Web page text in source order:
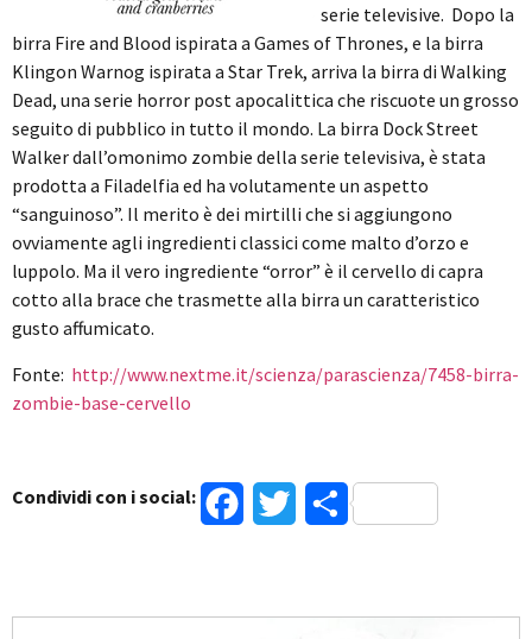
serie televisive. Dopo la
birra Fire and Blood ispirata a Games of Thrones, e la birra
Klingon Warnog ispirata a Star Trek, arriva la birra di Walking
Dead, una serie horror post apocalittica che riscuote un grosso
seguito di pubblico in tutto il mondo. La birra Dock Street
Walker dall’omonimo zombie della serie televisiva, è stata
prodotta a Filadelfia ed ha volutamente un aspetto
“sanguinoso”. Il merito è dei mirtilli che si aggiungono
ovviamente agli ingredienti classici come malto d’orzo e
luppolo. Ma il vero ingrediente “orror” è il cervello di capra
cotto alla brace che trasmette alla birra un caratteristico
gusto affumicato.
Fonte: http://www.nextme.it/scienza/parascienza/7458-birra-
zombie-base-cervello
Condividi con i social: FacebookTwitterCondividi